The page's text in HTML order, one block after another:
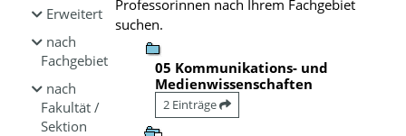
Erweitert
nach
Fachgebiet
nach
Fakultät /
Sektion
Professorinnen nach Ihrem Fachgebiet
suchen.
05 Kommunikations- und
Medienwissenschaften
2 Einträge